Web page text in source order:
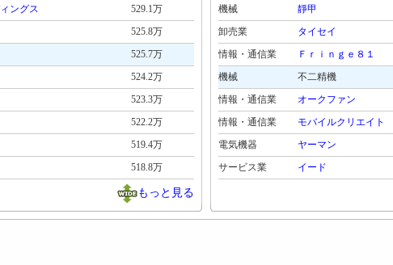
ングス
529.1万
525.8万
525.7万
524.2万
523.3万
522.2万
519.4万
518.8万
もっと見る
機械
靜甲
卸売業
タイセイ
情報・通信業
Ｆｒｉｎｇｅ８１
機械
不二精機
情報・通信業
オークファン
情報・通信業
モバイルクリエイト
電気機器
ヤーマン
サービス業
イード